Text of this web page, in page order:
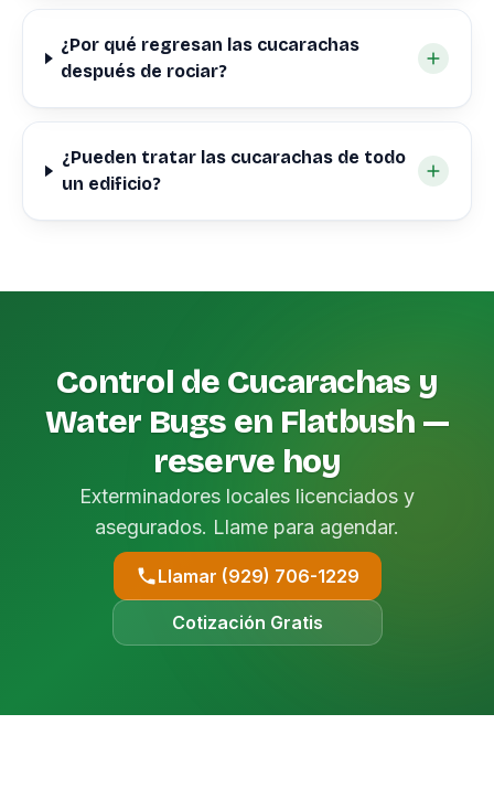
¿Por qué regresan las cucarachas
después de rociar?
¿Pueden tratar las cucarachas de todo
un edificio?
Control de Cucarachas y
Water Bugs en Flatbush —
reserve hoy
Exterminadores locales licenciados y
asegurados. Llame para agendar.
Llamar (929) 706-1229
Cotización Gratis